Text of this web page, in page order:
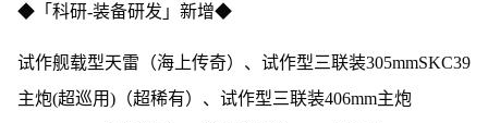
◆「科研-装备研发」新增◆
试作舰载型天雷（海上传奇）、试作型三联装305mmSKC39
主炮(超巡用)（超稀有）、试作型三联装406mm主炮